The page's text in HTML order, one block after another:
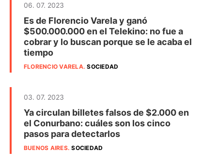
06. 07. 2023
Es de Florencio Varela y ganó
$500.000.000 en el Telekino: no fue a
cobrar y lo buscan porque se le acaba el
tiempo
FLORENCIO VARELA.SOCIEDAD
03. 07. 2023
Ya circulan billetes falsos de $2.000 en
el Conurbano: cuáles son los cinco
pasos para detectarlos
BUENOS AIRES.SOCIEDAD